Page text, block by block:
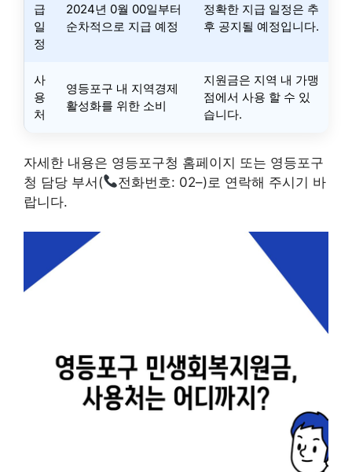
급
일
정
2024년 0월 00일부터
순차적으로 지급 예정
정확한 지급 일정은 추
후 공지될 예정입니다.
사
용
처
영등포구 내 지역경제
활성화를 위한 소비
지원금은 지역 내 가맹
점에서 사용 할 수 있
습니다.
자세한 내용은 영등포구청 홈페이지 또는 영등포구
청 담당 부서(
전화번호: 02–)로 연락해 주시기 바
랍니다.